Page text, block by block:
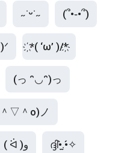
˶˙ᵕ˙˶ (՞•֊•՞)
҉*( ‘ω’ )/*҉
(っ ᵔ◡ᵔ)っ
▽＾o)ノ
( ᐛ )و ദ്ദി•̀.̫•́✧